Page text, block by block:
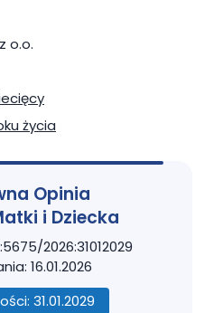
o.o.
życia
Opinia
i Dziecka
2026:31012029
16.01.2026
31.01.2029